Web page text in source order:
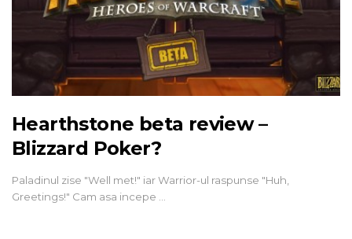
Hearthstone beta review –
Blizzard Poker?
Paladinul zise "Well met!" iar Warrior-ul raspunse "Huh,
Greetings!" Cam asa incepe …